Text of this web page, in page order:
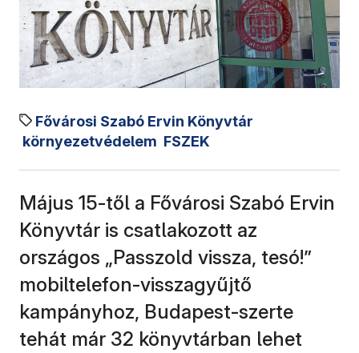
Fővárosi Szabó Ervin Könyvtár
környezetvédelem FSZEK
Május 15-től a Fővárosi Szabó Ervin
Könyvtár is csatlakozott az
országos „Passzold vissza, tesó!”
mobiltelefon-visszagyűjtő
kampányhoz, Budapest-szerte
tehát már 32 könyvtárban lehet